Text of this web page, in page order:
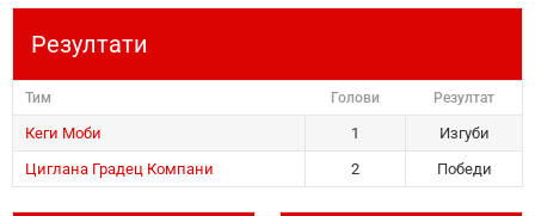
Резултати
Тим Голови Резултат
Кеги Моби 1
Изгуби
Циглана Градец Компани
2 Победи